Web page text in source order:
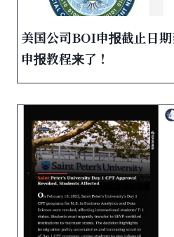
美国公司BOI申报截止日
申报教程来了！